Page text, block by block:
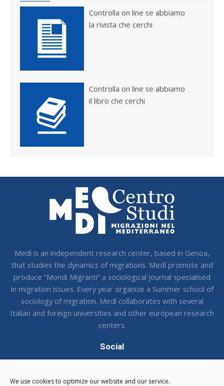
We use cookies to optimize our website and our service.
Controlla on line se abbiamo
la rivista che cerchi
Controlla on line se abbiamo
il libro che cerchi
Medì is an independent research center, based in Genoa,
that studies the dynamics of migrations. Medì promote and
produce “Mondi Migranti” a sociological journal specialised
in migration issues. Every year organize a Summer school of
sociology of migration. Medì collaborates with several
Italian and foreign universities and other european research
centers.
Social